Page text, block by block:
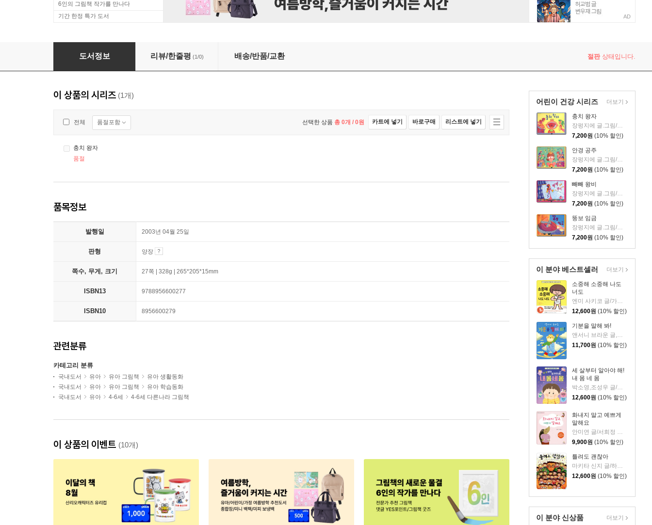
6인의 그림책 작가를 만나다
기간 한정 특가 도서
AD
뚱보 임금
도서정보 리뷰/한줄평 (1/0) 배송/반품/교환 절판상태입니다.
어린이 건강 시리즈
충치 왕자
장펑지에 글.그림/꿈꼬 역
7,200원 (10% 할인)
안경 공주
장펑지에 글.그림/꿈꼬 역
7,200원 (10% 할인)
빼빼 왕비
장펑지에 글.그림/꿈꼬 역
7,200원 (10% 할인)
뚱보 임금
장펑지에 글.그림/꿈꼬 역
7,200원 (10% 할인)
더보기
이 분야 베스트셀러
소중해 소중해 나도
너도
엔미 사키코 글/가와하라 미즈마루 그림/권남희 역
12,600원 (10% 할인)
기분을 말해 봐!
앤서니 브라운 글,그림/홍연미 역
11,700원 (10% 할인)
세 살부터 알아야 해!
내 몸 네 몸
12,600원 (10% 할인)
화내지 말고 예쁘게
말해요
안미연 글/서희정 그림
9,900원 (10% 할인)
틀려도 괜찮아
마키타 신지 글/하세가와 토모코 그림/유문조 옮김
12,600원 (10% 할인)
더보기
이 분야 신상품 더보기
이 상품의 시리즈 (1개)
전체 품절포함 선택한 상품 총 0개 / 0원 카트에 넣기 바로구매 리스트에 넣기
충치 왕자
품절
품목정보
발행일 2003년 04월 25일
판형 양장
쪽수, 무게, 크기 27쪽 | 328g | 265*205*15mm
ISBN13 9788956600277
ISBN10 8956600279
관련분류
카테고리 분류
국내도서 유아 유아 그림책
유아 생활동화
국내도서
유아 유아 그림책
유아 학습동화
국내도서
유아 4-6세 4-6세 다른나라 그림책
이 상품의 이벤트 (10개)